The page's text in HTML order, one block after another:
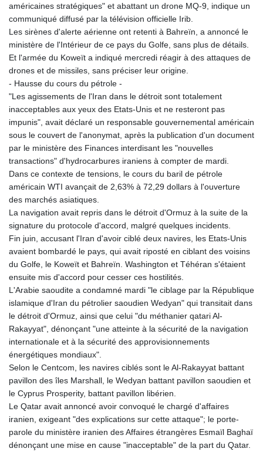
américaines stratégiques" et abattant un drone MQ-9, indique un
communiqué diffusé par la télévision officielle Irib.
Les sirènes d'alerte aérienne ont retenti à Bahreïn, a annoncé le
ministère de l'Intérieur de ce pays du Golfe, sans plus de détails.
Et l'armée du Koweït a indiqué mercredi réagir à des attaques de
drones et de missiles, sans préciser leur origine.
- Hausse du cours du pétrole -
"Les agissements de l'Iran dans le détroit sont totalement
inacceptables aux yeux des Etats-Unis et ne resteront pas
impunis", avait déclaré un responsable gouvernemental américain
sous le couvert de l'anonymat, après la publication d'un document
par le ministère des Finances interdisant les "nouvelles
transactions" d'hydrocarbures iraniens à compter de mardi.
Dans ce contexte de tensions, le cours du baril de pétrole
américain WTI avançait de 2,63% à 72,29 dollars à l'ouverture
des marchés asiatiques.
La navigation avait repris dans le détroit d'Ormuz à la suite de la
signature du protocole d'accord, malgré quelques incidents.
Fin juin, accusant l'Iran d'avoir ciblé deux navires, les Etats-Unis
avaient bombardé le pays, qui avait riposté en ciblant des voisins
du Golfe, le Koweït et Bahreïn. Washington et Téhéran s'étaient
ensuite mis d'accord pour cesser ces hostilités.
L'Arabie saoudite a condamné mardi "le ciblage par la République
islamique d'Iran du pétrolier saoudien Wedyan" qui transitait dans
le détroit d'Ormuz, ainsi que celui "du méthanier qatari Al-
Rakayyat", dénonçant "une atteinte à la sécurité de la navigation
internationale et à la sécurité des approvisionnements
énergétiques mondiaux".
Selon le Centcom, les navires ciblés sont le Al-Rakayyat battant
pavillon des îles Marshall, le Wedyan battant pavillon saoudien et
le Cyprus Prosperity, battant pavillon libérien.
Le Qatar avait annoncé avoir convoqué le chargé d'affaires
iranien, exigeant "des explications sur cette attaque"; le porte-
parole du ministère iranien des Affaires étrangères Esmaïl Baghaï
dénonçant une mise en cause "inacceptable" de la part du Qatar.